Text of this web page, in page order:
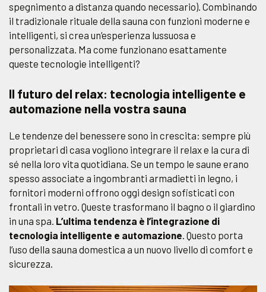
spegnimento a distanza quando necessario). Combinando
il tradizionale rituale della sauna con funzioni moderne e
intelligenti, si crea un’esperienza lussuosa e
personalizzata. Ma come funzionano esattamente
queste tecnologie intelligenti?
Il futuro del relax: tecnologia intelligente e
automazione nella vostra sauna
Le tendenze del benessere sono in crescita: sempre più
proprietari di casa vogliono integrare il relax e la cura di
sé nella loro vita quotidiana. Se un tempo le saune erano
spesso associate a ingombranti armadietti in legno, i
fornitori moderni offrono oggi design sofisticati con
frontali in vetro. Queste trasformano il bagno o il giardino
in una spa. L’ultima tendenza è l’integrazione di
tecnologia intelligente e automazione . Questo porta
l’uso della sauna domestica a un nuovo livello di comfort e
sicurezza.